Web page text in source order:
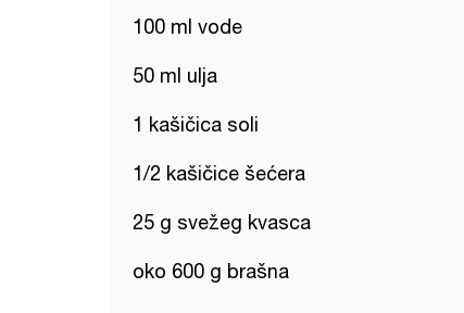
100 ml vode
50 ml ulja
1 kašičica soli
1/2 kašičice šećera
25 g svežeg kvasca
oko 600 g brašna